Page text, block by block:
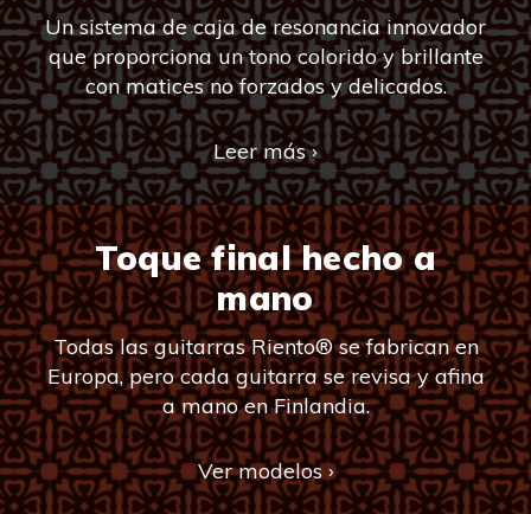
Un sistema de caja de resonancia innovador
que proporciona un tono colorido y brillante
con matices no forzados y delicados.
Leer más ›
Toque final hecho a
mano
Todas las guitarras Riento® se fabrican en
Europa, pero cada guitarra se revisa y afina
a mano en Finlandia.
Ver modelos ›